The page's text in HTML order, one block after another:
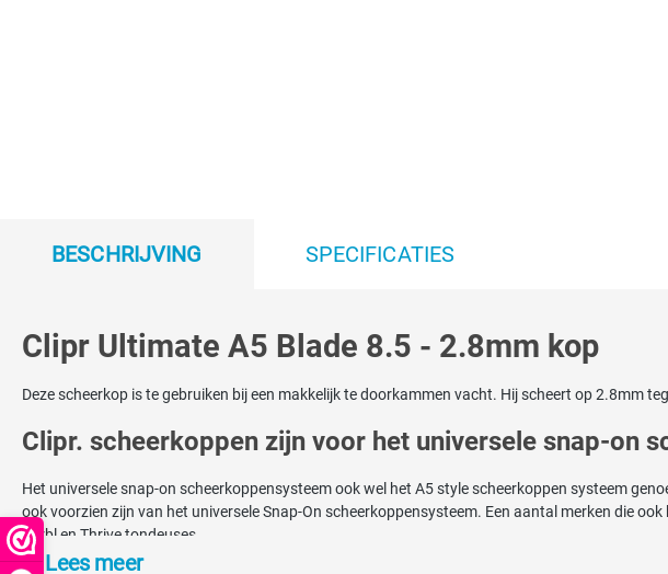
BESCHRIJVING SPECIFICATIES
Clipr Ultimate A5 Blade 8.5 - 2.8mm kop
Deze scheerkop is te gebruiken bij een makkelijk te doorkammen vacht. Hij scheert op 2.8mm
Clipr. scheerkoppen zijn voor het universele snap-on
Het universele snap-on scheerkoppensysteem ook wel het A5 style scheerkoppen systeem
ook voorzien zijn van het universele Snap-On scheerkoppensysteem. Een aantal merken die
Kerbl en Thrive tondeuses.
Lees meer